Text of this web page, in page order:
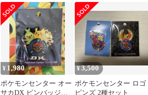
コライドン 4個セット
ポケセンピンバッジ
大阪
¥ 1,980
ポケモンセンター オー
サカDX ピンバッジ
¥3,500
ポケモンセンター ロゴ
ピンズ 2種セット